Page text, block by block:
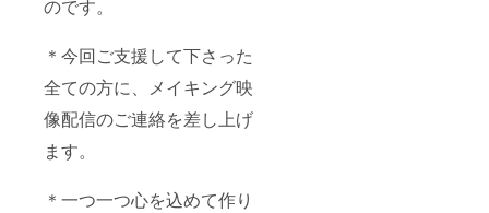
のです。
＊今回ご支援して下さった
全ての方に、メイキング映
像配信のご連絡を差し上げ
ます。
＊一つ一つ心を込めて作り